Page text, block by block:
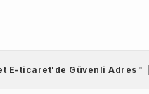
E-ticaret'de Güvenli Adres™ |